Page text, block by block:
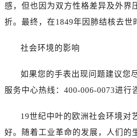
感，但也因为双方性格差异及外界
折。最终，在1849年因肺结核去世
社会环境的影响
如果您的手表出现问题建议您
服务中心热线：400-006-0073进行
19世纪中叶的欧洲社会环境对
好。随着工业革命的发展，人们的